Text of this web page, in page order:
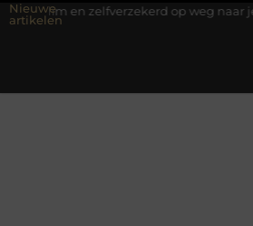
Nieuwe
artikelen
op weg naar je theorie-examen